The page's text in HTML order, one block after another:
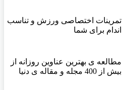
تمرینات اختصاصی ورزش و تناسب
اندام برای شما
مطالعه ی بهترین عناوین روزانه از
بیش از 400 مجله و مقاله ی دنیا